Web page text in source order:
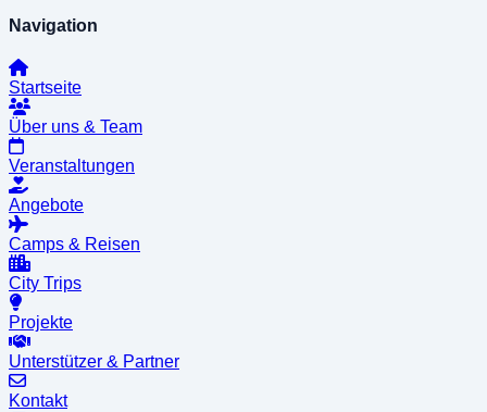
Navigation
Startseite
Über uns & Team
Veranstaltungen
Angebote
Camps & Reisen
City Trips
Projekte
Unterstützer & Partner
Kontakt